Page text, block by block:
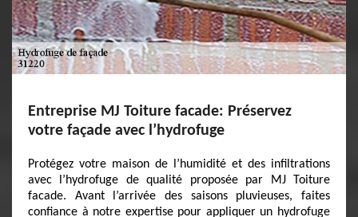
Entreprise MJ Toiture facade: Préservez
votre façade avec l’hydrofuge
Protégez votre maison de l’humidité et des infiltrations
avec l’hydrofuge de qualité proposée par MJ Toiture
facade. Avant l’arrivée des saisons pluvieuses, faites
confiance à notre expertise pour appliquer un hydrofuge